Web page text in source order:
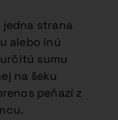
strana
alebo inú
sumu
na šeku
peňazí z